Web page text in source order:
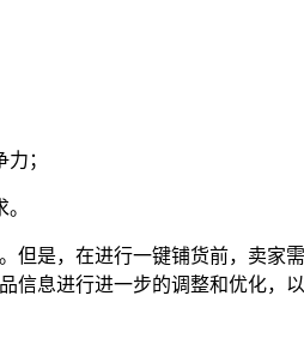
；
但是，在进行一键铺货前，卖家
信息进行进一步的调整和优化，